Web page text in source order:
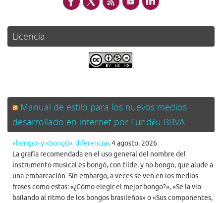
Licencia
.
Manual de estilo para los nuevos medios
desarrollado en internet por Fundéu BBVA
«bongo» y «bongó», diferencias4 agosto, 2026
La grafía recomendada en el uso general del nombre del
instrumento musical es bongó, con tilde, y no bongo, que alude a
una embarcación. Sin embargo, a veces se ven en los medios
frases como estas: «¿Cómo elegir el mejor bongo?», «Se la vio
bailando al ritmo de los bongos brasileños» o «Sus componentes,